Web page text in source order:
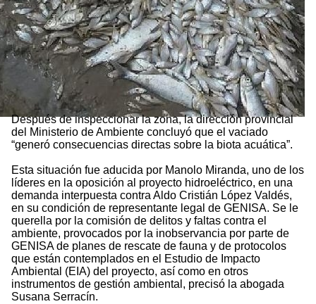
Después de inspeccionar la zona, la dirección provincial
del Ministerio de Ambiente concluyó que el vaciado
“generó consecuencias directas sobre la biota acuática”.
Esta situación fue aducida por Manolo Miranda, uno de los
líderes en la oposición al proyecto hidroeléctrico, en una
demanda interpuesta contra Aldo Cristián López Valdés,
en su condición de representante legal de GENISA. Se le
querella por la comisión de delitos y faltas contra el
ambiente, provocados por la inobservancia por parte de
GENISA de planes de rescate de fauna y de protocolos
que están contemplados en el Estudio de Impacto
Ambiental (EIA) del proyecto, así como en otros
instrumentos de gestión ambiental, precisó la abogada
Susana Serracín.